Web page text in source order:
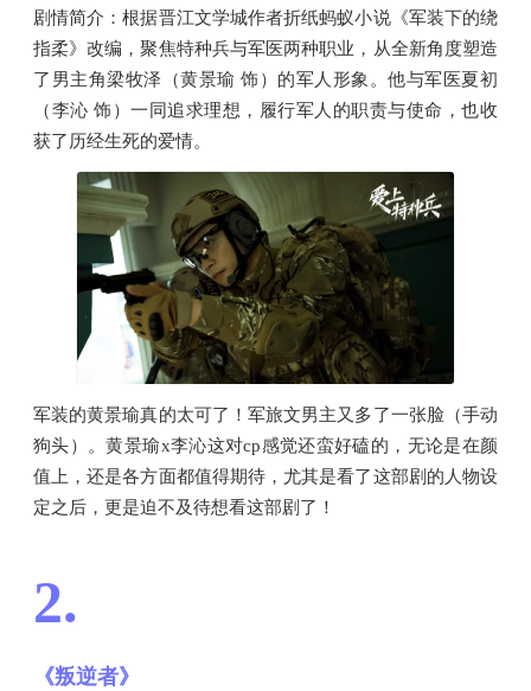
剧情简介：根据晋江文学城作者折纸蚂蚁小说《军装下的绕
指柔》改编，聚焦特种兵与军医两种职业，从全新角度塑造
了男主角梁牧泽（黄景瑜 饰）的军人形象。他与军医夏初
（李沁 饰）一同追求理想，履行军人的职责与使命，也收
获了历经生死的爱情。
军装的黄景瑜真的太可了！军旅文男主又多了一张脸（手动
狗头）。黄景瑜x李沁这对cp感觉还蛮好磕的，无论是在颜
值上，还是各方面都值得期待，尤其是看了这部剧的人物设
定之后，更是迫不及待想看这部剧了！
2.
《叛逆者》